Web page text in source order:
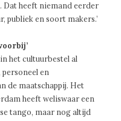
Dat heeft niemand eerder
publiek en soort makers.’
het cultuurbestel al
en
de maatschappij. Het
heeft weliswaar een
tango, maar nog altijd